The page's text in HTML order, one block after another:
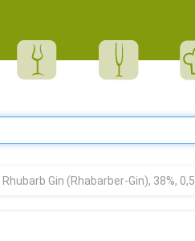
Rhubarb Gin (Rhabarber-Gin), 38%, 0,5l